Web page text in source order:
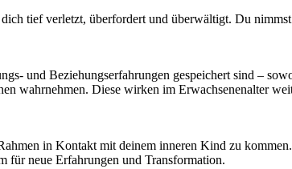
tief verletzt, überfordert und überwältigt. Du
und Beziehungserfahrungen gespeichert sind –
wahrnehmen. Diese wirken im Erwachsenenalter
in Kontakt mit deinem inneren Kind zu
für neue Erfahrungen und Transformation.